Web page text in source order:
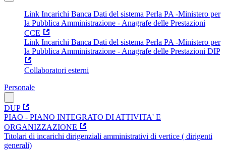
Link Incarichi Banca Dati del sistema Perla PA -Ministero per
la Pubblica Amministrazione - Anagrafe delle Prestazioni
CCE
Link Incarichi Banca Dati del sistema Perla PA -Ministero per
la Pubblica Amministrazione - Anagrafe delle Prestazioni DIP
Collaboratori esterni
Personale
DUP
PIAO - PIANO INTEGRATO DI ATTIVITA' E
ORGANIZZAZIONE
Titolari di incarichi dirigenziali amministrativi di vertice ( dirigenti
generali)